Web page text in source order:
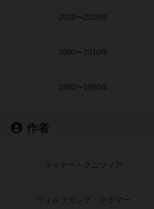
2016〜2018年
2000〜2010年
1980〜1990年
作者
ライナー・クニツィア
ヴォルフガング・クラマー